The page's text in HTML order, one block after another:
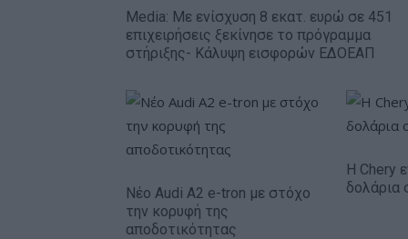
Media: Με ενίσχυση 8 εκατ. ευρώ σε 451
επιχειρήσεις ξεκίνησε το πρόγραμμα
στήριξης- Κάλυψη εισφορών ΕΔΟΕΑΠ
Νέο Audi A2 e-tron με στόχο
την κορυφή της
αποδοτικότητας
Η Chery
δολάρια